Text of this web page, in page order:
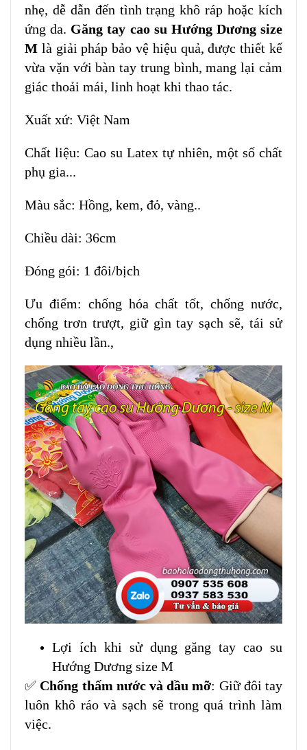
nhẹ, dễ dẫn đến tình trạng khô ráp hoặc kích
ứng da. Găng tay cao su Hướng Dương size
M là giải pháp bảo vệ hiệu quả, được thiết kế
vừa vặn với bàn tay trung bình, mang lại cảm
giác thoải mái, linh hoạt khi thao tác.
Xuất xứ: Việt Nam
Chất liệu: Cao su Latex tự nhiên, một số chất
phụ gia...
Màu sắc: Hồng, kem, đỏ, vàng..
Chiều dài: 36cm
Đóng gói: 1 đôi/bịch
Ưu điểm: chống hóa chất tốt, chống nước,
chống trơn trượt, giữ gìn tay sạch sẽ, tái sử
dụng nhiều lần.,
Lợi ích khi sử dụng găng tay cao su
Hướng Dương size M
✅ Chống thấm nước và dầu mỡ: Giữ đôi tay
luôn khô ráo và sạch sẽ trong quá trình làm
việc.